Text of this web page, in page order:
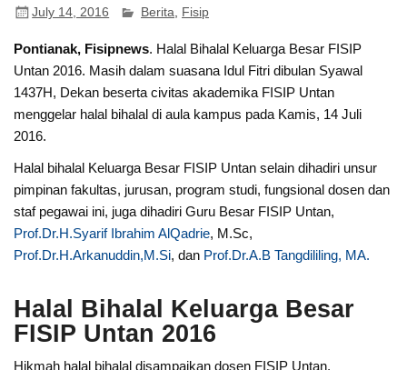
July 14, 2016 Berita Fisip
Pontianak, Fisipnews. Halal Bihalal Keluarga Besar FISIP
Untan 2016. Masih dalam suasana Idul Fitri dibulan Syawal
1437H, Dekan beserta civitas akademika FISIP Untan
menggelar halal bihalal di aula kampus pada Kamis, 14 Juli
2016.
Halal bihalal Keluarga Besar FISIP Untan selain dihadiri unsur
pimpinan fakultas, jurusan, program studi, fungsional dosen dan
staf pegawai ini, juga dihadiri Guru Besar FISIP Untan,
Prof.Dr.H.Syarif Ibrahim AlQadrie, M.Sc,
Prof.Dr.H.Arkanuddin,M.Si, dan Prof.Dr.A.B Tangdililing, MA.
Halal Bihalal Keluarga Besar
FISIP Untan 2016
Hikmah halal bihalal disampaikan dosen FISIP Untan,